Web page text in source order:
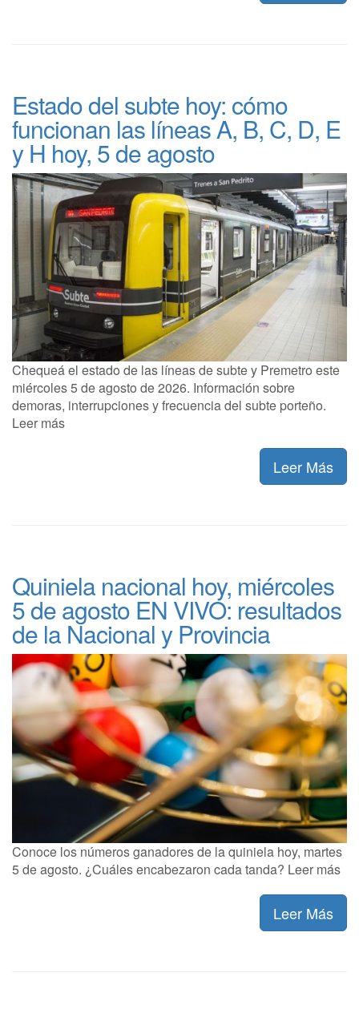
Estado del subte hoy: cómo
funcionan las líneas A, B, C, D, E
y H hoy, 5 de agosto
Chequeá el estado de las líneas de subte y Premetro este
miércoles 5 de agosto de 2026. Información sobre
demoras, interrupciones y frecuencia del subte porteño.
Leer más
Leer Más
Quiniela nacional hoy, miércoles
5 de agosto EN VIVO: resultados
de la Nacional y Provincia
Conoce los números ganadores de la quiniela hoy, martes
5 de agosto. ¿Cuáles encabezaron cada tanda? Leer más
Leer Más